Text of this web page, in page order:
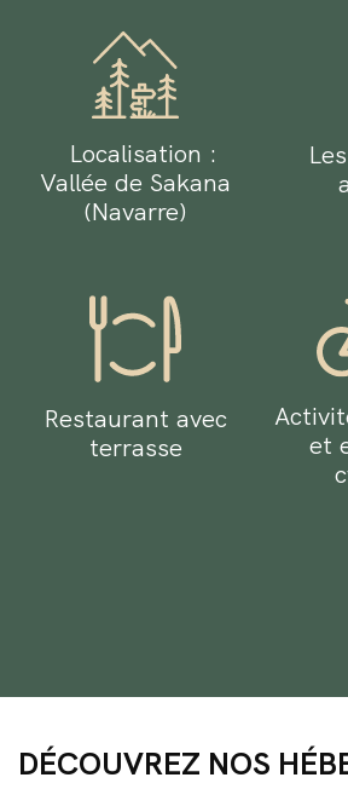
Localisation :
Vallée de Sakana
(Navarre)
Restaurant avec
terrasse
et
DÉCOUVREZ NOS